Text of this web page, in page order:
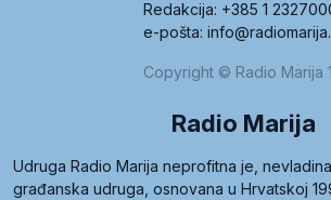
Redakcija: +385 1
e-pošta:
Copyright © Radio Marija
Radio Marija
Udruga Radio Marija neprofitna je,
građanska udruga, osnovana u Hrvatskoj